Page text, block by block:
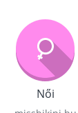
Női